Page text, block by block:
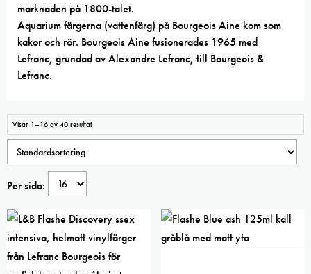
marknaden på 1800-talet.
Aquarium färgerna (vattenfärg) på Bourgeois Aine kom som
kakor och rör. Bourgeois Aine fusionerades 1965 med
Lefranc, grundad av Alexandre Lefranc, till Bourgeois &
Lefranc.
Visar 1–16 av 40 resultat
Per sida: